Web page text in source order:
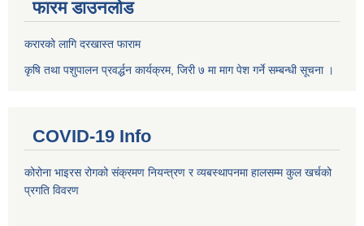
फारम डाउनलोड
करारको लागि दरखास्त फाराम
कृषि तथा पशुपालन प्रवर्द्धन कार्यक्रम, जिरी ७ मा माग पेश गर्ने सम्बन्धी सूचना ।
COVID-19 Info
कोरोना भाइरस रोगको संक्रमण नियन्त्रण र व्यबस्थापनमा हालसम्म कुल खर्चको
प्रगति विवरण